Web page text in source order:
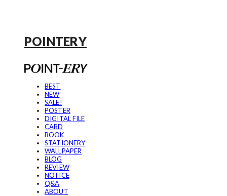
POINTERY
BEST
NEW
SALE!
POSTER
DIGITAL FILE
CARD
BOOK
STATIONERY
WALLPAPER
BLOG
REVIEW
NOTICE
Q&A
ABOUT